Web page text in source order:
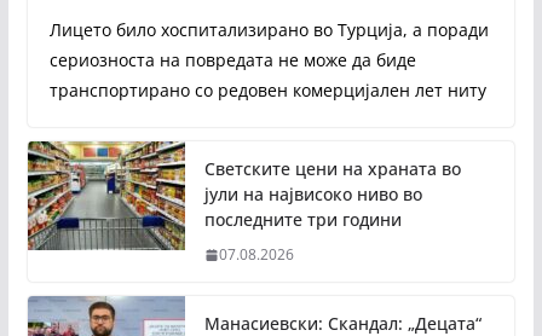
Лицето било хоспитализирано во Турција, а поради
сериозноста на повредата не може да биде
транспортирано со редовен комерцијален лет ниту
Светските цени на храната во
јули на највисоко ниво во
последните три години
07.08.2026
Манасиевски: Скандал: „Децата“